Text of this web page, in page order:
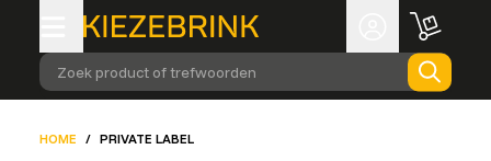
Zoek product of trefwoorden
HOME / PRIVATE LABEL